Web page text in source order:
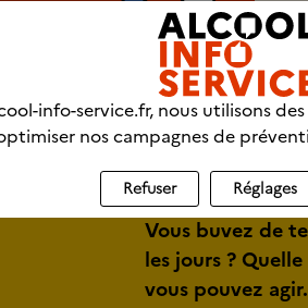
Vous buvez de
les jours ?
vous pouvez agir.
info-service.fr, nous utilisons
nos campagnes de
Refuser Réglages